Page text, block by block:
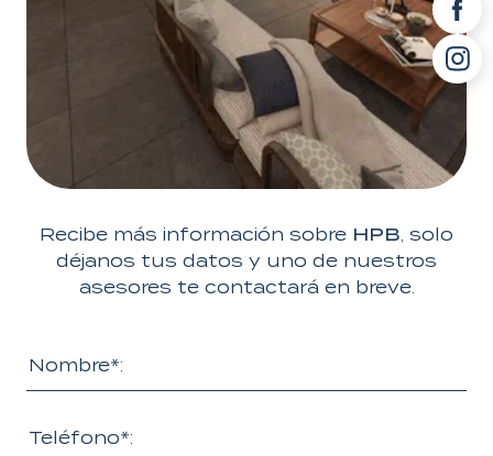
Recibe más información sobre HPB, solo
déjanos tus datos y uno de nuestros
asesores te contactará en breve.